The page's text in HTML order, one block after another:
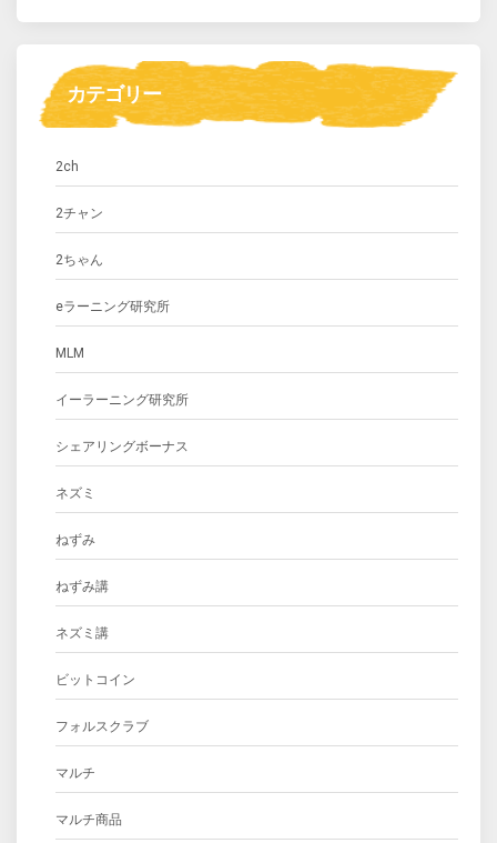
カテゴリー
2ch
2チャン
2ちゃん
eラーニング研究所
MLM
イーラーニング研究所
シェアリングボーナス
ネズミ
ねずみ
ねずみ講
ネズミ講
ビットコイン
フォルスクラブ
マルチ
マルチ商品